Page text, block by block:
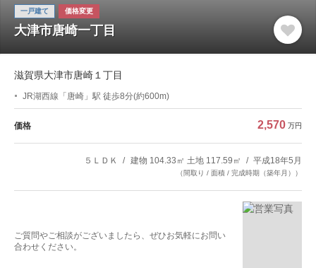
一戸建て 価格変更
大津市唐崎一丁目
滋賀県大津市唐崎１丁目
JR湖西線「唐崎」駅 徒歩8分(約600m)
価格 2,570 万円
５ＬＤＫ 建物 104.33㎡ 土地 117.59㎡ 平成18年5月
（間取り / 面積 / 完成時期（築年月））
ご質問やご相談がございましたら、ぜひお気軽にお問い
合わせください。